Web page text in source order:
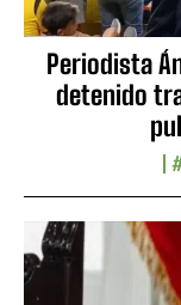
Periodista
detenido